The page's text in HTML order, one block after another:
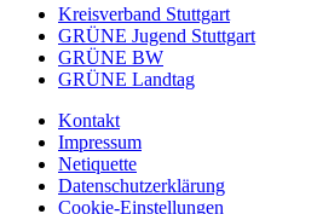
Kreisverband Stuttgart
GRÜNE Jugend Stuttgart
GRÜNE BW
GRÜNE Landtag
Kontakt
Impressum
Netiquette
Datenschutzerklärung
Cookie-Einstellungen